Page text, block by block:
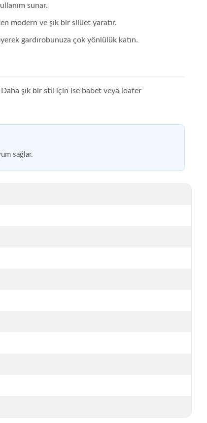
sunar.
modern ve şık bir silüet yaratır.
gardırobunuza çok yönlülük katın.
şık bir stil için ise babet veya loafer
sağlar.